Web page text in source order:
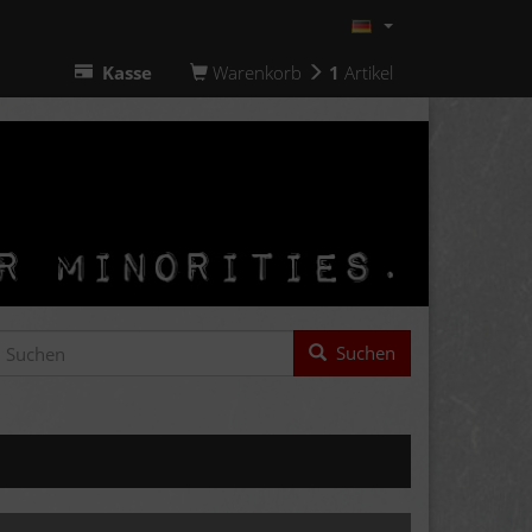
Kasse Warenkorb 1 Artikel
Suchen